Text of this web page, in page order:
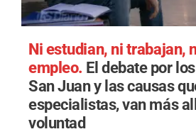
Ni estudian, ni trabajan,
empleo. El debate por
San Juan y las causas
especialistas, van más
voluntad